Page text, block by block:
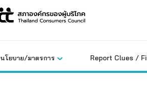
นโยบาย/มาตรการ Report Clues /